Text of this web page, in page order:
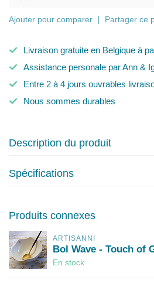
Ajouter pour comparer Partager ce
Livraison gratuite en Belgique à
Assistance personale par Ann &
Entre 2 à 4 jours ouvrables
Nous sommes durables
Description du produit
Spécifications
Produits connexes
ARTISANNI
Bol Wave - Touch of
En stock